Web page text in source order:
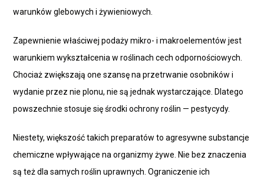
warunków glebowych i żywieniowych.
Zapewnienie właściwej podaży mikro- i makroelementów jest
warunkiem wykształcenia w roślinach cech odpornościowych.
Chociaż zwiększają one szansę na przetrwanie osobników i
wydanie przez nie plonu, nie są jednak wystarczające. Dlatego
powszechnie stosuje się środki ochrony roślin — pestycydy.
Niestety, większość takich preparatów to agresywne substancje
chemiczne wpływające na organizmy żywe. Nie bez znaczenia
są też dla samych roślin uprawnych. Ograniczenie ich